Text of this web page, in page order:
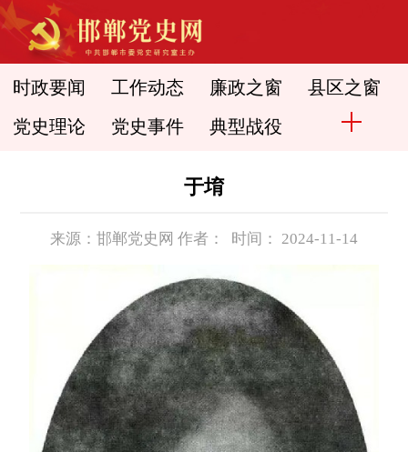
时政要闻 工作动态 廉政之窗 县区之窗
党史理论 党史事件 典型战役
于堉
来源：邯郸党史网 作者： 时间： 2024-11-14